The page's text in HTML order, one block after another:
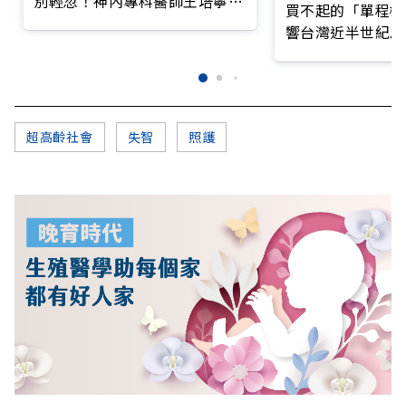
買不起的「單程
響台灣近半世紀
超高齡社會 失智 照護